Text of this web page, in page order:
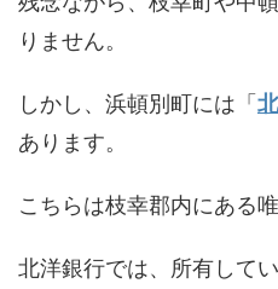
りません。
しかし、浜頓別町には「
あります。
こちらは枝幸郡内にある
北洋銀行では、所有して